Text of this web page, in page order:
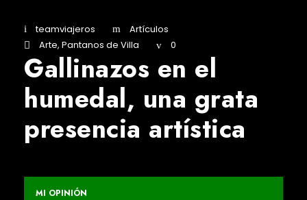
teamviajeros
Artículos
Arte, Pantanos de Villa 0
Gallinazos en el
humedal, una grata
presencia artística
MI OPINIÓN